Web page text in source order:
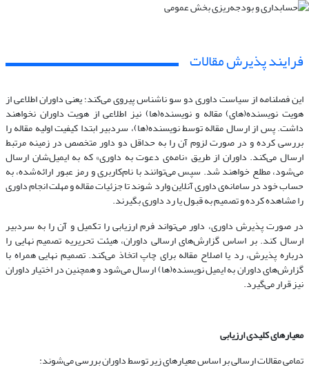
فرایند پذیرش مقالات
این فصلنامه از سیاست داوری دو سو ناشناس پیروی می‌کند؛ یعنی داوران اطلاعی از
هویت نویسنده(های) مقاله و نویسنده(ها) نیز اطلاعی از هویت داوران نخواهند
داشت. پس از ارسال مقاله توسط نویسنده(ها)، سردبیر ابتدا کیفیت اولیه مقاله را
بررسی کرده و در صورت لزوم آن را به حداقل دو داور متخصص در زمینه مرتبط
ارسال می‌کند. داوران از طریق «نامه‌ی دعوت به داوری» که به ایمیل‌شان ارسال
می‌شود، مطلع خواهند شد. سپس می‌توانند با نام‌کاربری و رمز عبور ارائه‌شده، به
حساب خود در سامانه‌ی داوری آنلاین وارد شوند تا جزئیات مقاله و مهلت انجام داوری
را مشاهده کرده و تصمیم به قبول یا رد داوری بگیرند.
در صورت پذیرش داوری، داور می‌تواند فرم ارزیابی را تکمیل و آن را به سردبیر
ارسال کند. بر اساس گزارش‌های ارسالی داوران، هیئت تحریریه تصمیم نهایی را
درباره پذیرش، رد یا اصلاح مقاله برای چاپ اتخاذ می‌کند. تصمیم نهایی همراه با
گزارش‌های داوران به ایمیل نویسنده(ها) ارسال می‌شود و همچنین در اختیار داوران
نیز قرار می‌گیرد.
معیارهای کلیدی ارزیابی
تمامی مقالات ارسالی بر اساس معیارهای زیر توسط داوران بررسی می‌شوند: